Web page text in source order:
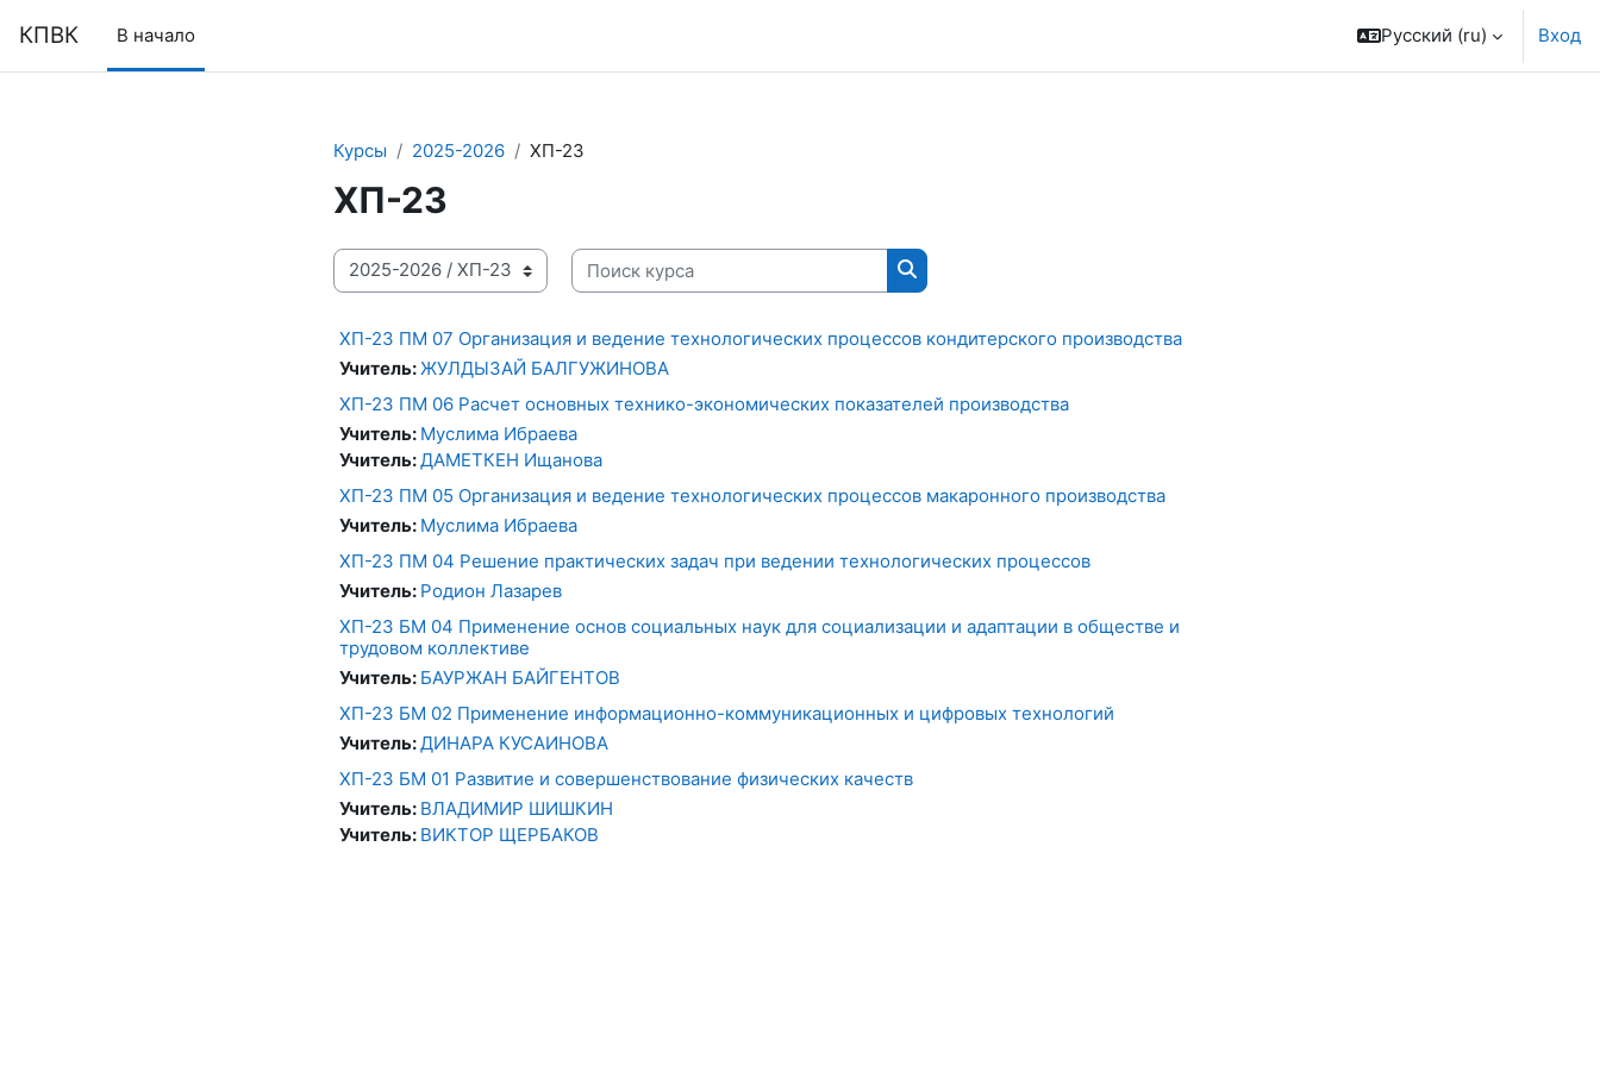
КПВК В начало Русский ‎(ru)‎ Вход
Курсы 2025-2026 ХП-23
ХП-23
Категории курсов
Поиск курса
Поиск курса
ХП-23 ПМ 07 Организация и ведение технологических процессов кондитерского производства
Учитель: ЖУЛДЫЗАЙ БАЛГУЖИНОВА
ХП-23 ПМ 06 Расчет основных технико-экономических показателей производства
Учитель: Муслима Ибраева
Учитель: ДАМЕТКЕН Ищанова
ХП-23 ПМ 05 Организация и ведение технологических процессов макаронного производства
Учитель: Муслима Ибраева
ХП-23 ПМ 04 Решение практических задач при ведении технологических процессов
Учитель: Родион Лазарев
ХП-23 БМ 04 Применение основ социальных наук для социализации и адаптации в обществе и
трудовом коллективе
Учитель: БАУРЖАН БАЙГЕНТОВ
ХП-23 БМ 02 Применение информационно-коммуникационных и цифровых технологий
Учитель: ДИНАРА КУСАИНОВА
ХП-23 БМ 01 Развитие и совершенствование физических качеств
Учитель: ВЛАДИМИР ШИШКИН
Учитель: ВИКТОР ЩЕРБАКОВ